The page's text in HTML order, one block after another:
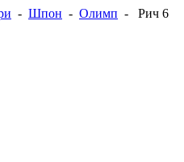
- Шпон - Олимп - Рич 6